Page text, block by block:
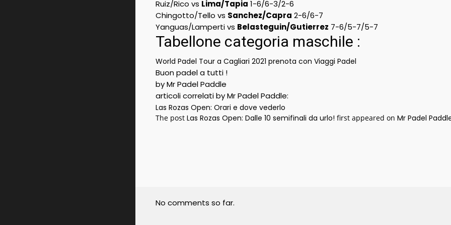
Ruiz/Rico vs Lima/Tapia 1-6/6-3/2-6
Chingotto/Tello vs Sanchez/Capra 2-6/6-7
Yanguas/Lamperti vs Belasteguin/Gutierrez 7-6/5-7/5-7
Tabellone categoria maschile :
World Padel Tour a Cagliari 2021 prenota con Viaggi Padel
Buon padel a tutti !
by Mr Padel Paddle
articoli correlati by Mr Padel Paddle:
Las Rozas Open: Orari e dove vederlo
The post Las Rozas Open: Dalle 10 semifinali da urlo! first appeared on Mr Padel
No comments so far.